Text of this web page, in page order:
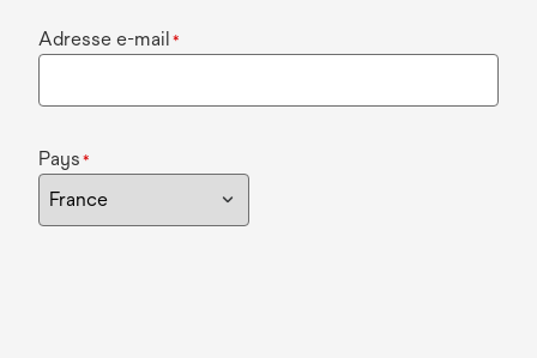
Adresse e-mail *
Pays *